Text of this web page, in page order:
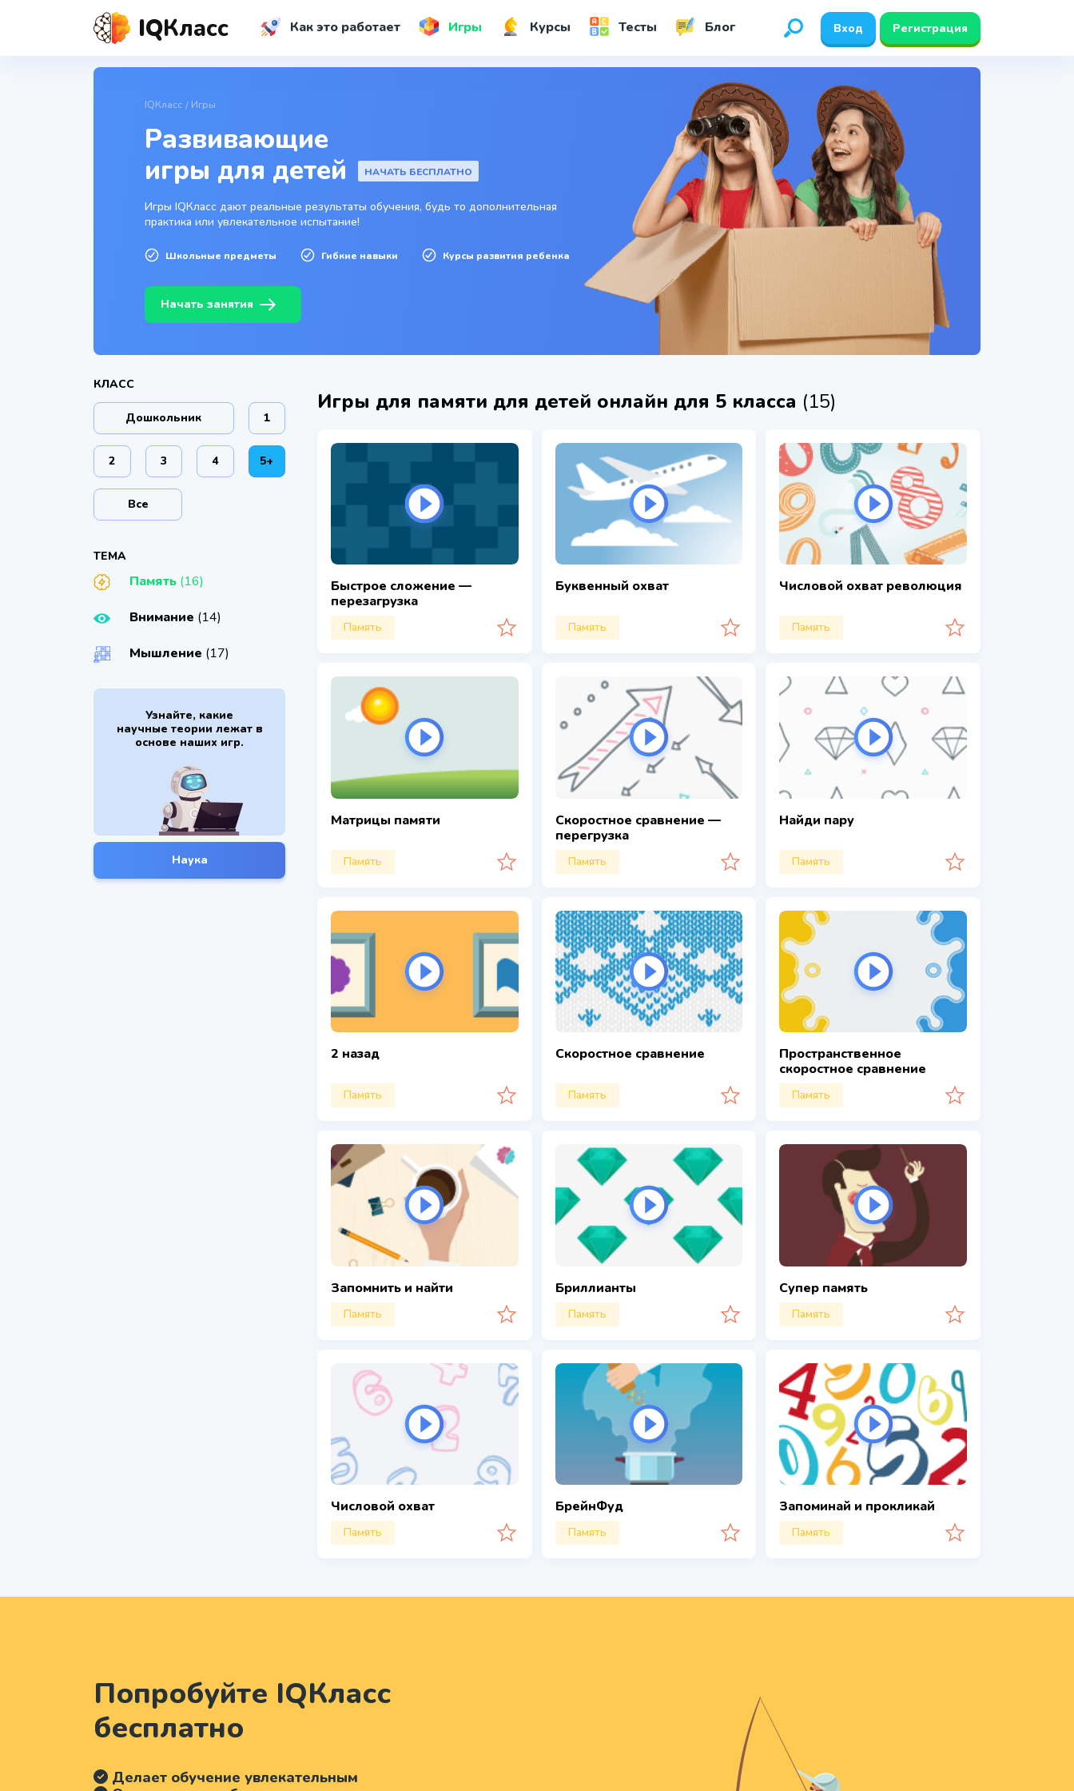
IQКласс Как это работает Игры Курсы Тесты Блог Вход Регистрация
IQКласс Игры
Развивающие
игры для детей
НАЧАТЬ БЕСПЛАТНО
Игры IQКласс дают реальные результаты обучения, будь то дополнительная
практика или увлекательное испытание!
Школьные предметы Гибкие навыки Курсы развития ребенка
Начать занятия
КЛАСС
Дошкольник 1
2 3 4 5+
Все
ТЕМА
Память (16)
Внимание (14)
Мышление (17)
Узнайте, какие
научные теории лежат в
основе наших игр.
Наука
Игры для памяти для детей онлайн для 5 класса (15)
Быстрое сложение —
перезагрузка
Память
Буквенный охват
Память
Числовой охват революция
Память
Матрицы памяти
Память
Скоростное сравнение —
перегрузка
Память
Найди пару
Память
2 назад
Память
Скоростное сравнение
Память
Пространственное
скоростное сравнение
Память
Запомнить и найти
Память
Бриллианты
Память
Супер память
Память
Числовой охват
Память
БрейнФуд
Память
Запоминай и прокликай
Память
Попробуйте IQКласс
бесплатно
Делает обучение увлекательным